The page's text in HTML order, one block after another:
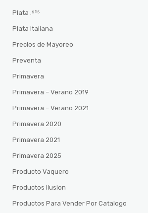
Plata .⁹²⁵
Plata Italiana
Precios de Mayoreo
Preventa
Primavera
Primavera – Verano 2019
Primavera – Verano 2021
Primavera 2020
Primavera 2021
Primavera 2025
Producto Vaquero
Productos Ilusion
Productos Para Vender Por Catalogo